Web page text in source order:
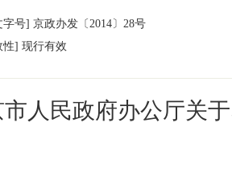
字号] 京政办发 〔2014〕 28号
性] 现行有效
人民政府办公厅关